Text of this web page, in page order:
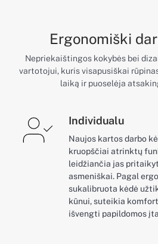
Ergonomiški
Nepriekaištingos kokybės bei
vartotojui, kuris visapusiškai
laiką ir puoselėja
Individualu
Naujos kartos darbo
kruopščiai atrinktų
leidžiančia jas
asmeniškai. Pagal
sukalibruota kėdė
kūnui, suteikia
išvengti papildomos